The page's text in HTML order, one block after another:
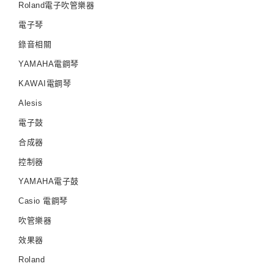
Roland電子吹管樂器
電子琴
錄音相關
YAMAHA電鋼琴
KAWAI電鋼琴
Alesis
電子鼓
合成器
控制器
YAMAHA電子鼓
Casio 電鋼琴
吹管樂器
效果器
Roland